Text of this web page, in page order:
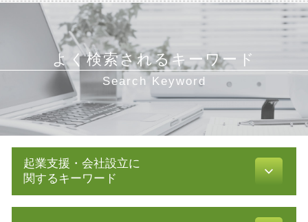
よく検索されるキーワード
Search Keyword
起業支援・会社設立に
関するキーワード